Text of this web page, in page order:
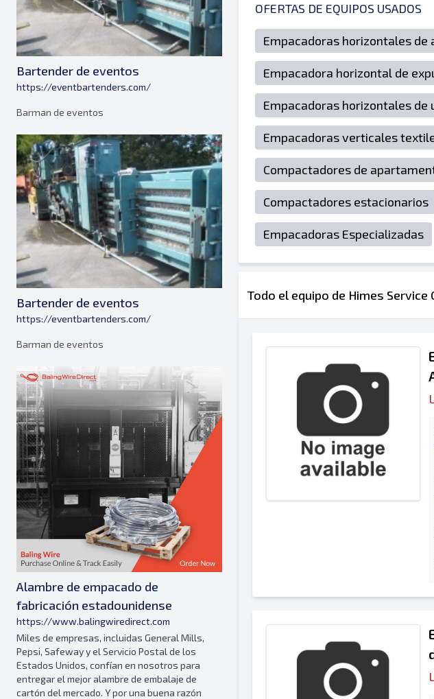
Bartender de eventos
https://eventbartenders.com/
Barman de eventos
Bartender de eventos
https://eventbartenders.com/
Barman de eventos
Alambre de empacado de
fabricación estadounidense
https://www.balingwiredirect.com
Miles de empresas, incluidas General Mills,
Pepsi, Safeway y el Servicio Postal de los
Estados Unidos, confían en nosotros para
entregar el mejor alambre de embalaje de
cartón del mercado. Y por una buena razón
OFERTAS DE EQUIPOS USADOS
Empacadoras horizontales
Empacadora horizontal de
Empacadoras horizontales
Empacadoras verticales
Compactadores de
Compactadores estacionarios
Empacadoras Especializadas
Todo el equipo de Himes Service